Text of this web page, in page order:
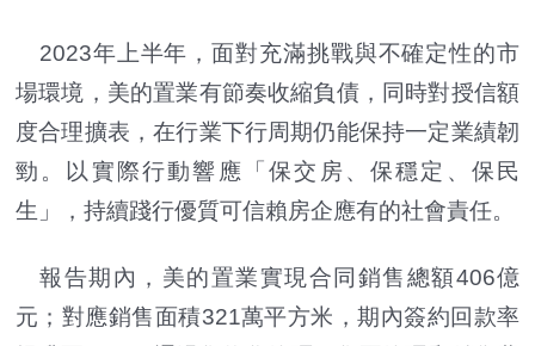
2023年上半年，面對充滿挑戰與不確定性的市
場環境，美的置業有節奏收縮負債，同時對授信額
度合理擴表，在行業下行周期仍能保持一定業績韌
勁。以實際行動響應「保交房、保穩定、保民
生」，持續踐行優質可信賴房企應有的社會責任。
報告期內，美的置業實現合同銷售總額406億
元；對應銷售面積321萬平方米，期內簽約回款率